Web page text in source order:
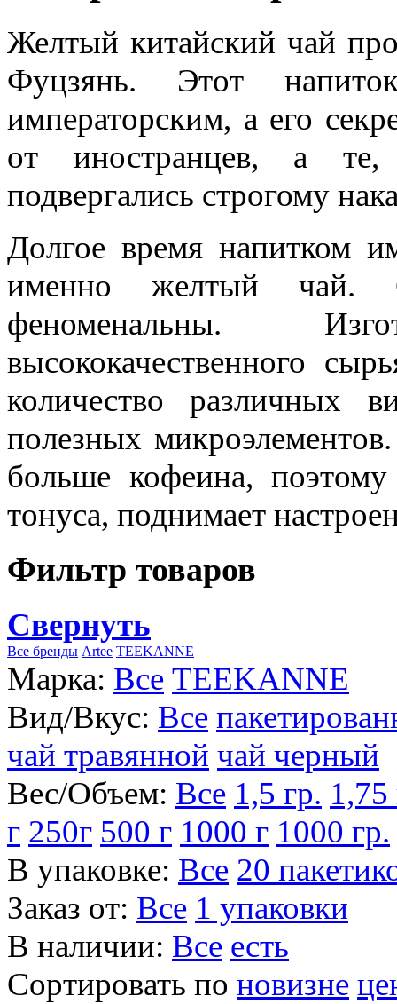
Желтый китайский чай
Фуцзянь. Этот
императорским, а его
от иностранцев, а
подвергались строгому
Долгое время напитком
именно желтый чай.
феноменальны.
высококачественного
количество различных
полезных
больше кофеина,
тонуса, поднимает
Фильтр товаров
Свернуть
Все бренды Artee TEEKANNE
Марка: Все TEEKANNE
Вид/Вкус: Все
чай травянной чай черный
Вес/Объем: Все 1,5 гр. 1,75
г 250г 500 г 1000 г 1000 гр.
В упаковке: Все 20
Заказ от: Все 1 упаковки
В наличии: Все есть
Сортировать по новизне